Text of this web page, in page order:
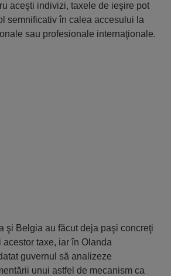
aceşti indivizi, taxele de ieşire pot
semnificativ în calea accesului la
sau profesionale internaţionale.
şi Belgia au făcut deja paşi concreţi
taxe, iar în Olanda
guvernul să analizeze
unui astfel de mecanism ca